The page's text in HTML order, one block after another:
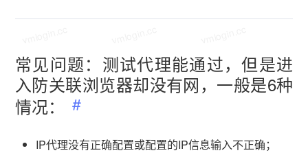
常见问题：测试代理能通过，但是进
入防关联浏览器却没有网，一般是6种
情况：
IP代理没有正确配置或配置的IP信息输入不正确；